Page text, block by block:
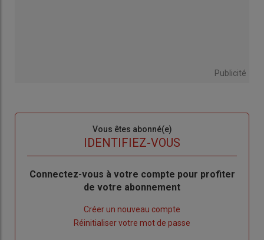
Publicité
Vous êtes abonné(e)
IDENTIFIEZ-VOUS
Body
Connectez-vous à votre compte pour profiter
de votre abonnement
Créer un nouveau compte
Réinitialiser votre mot de passe